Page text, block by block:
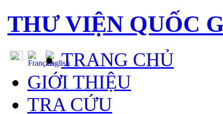
THƯ VIỆN QUỐC
TRANG CHỦ
GIỚI THIỆU
TRA CỨU